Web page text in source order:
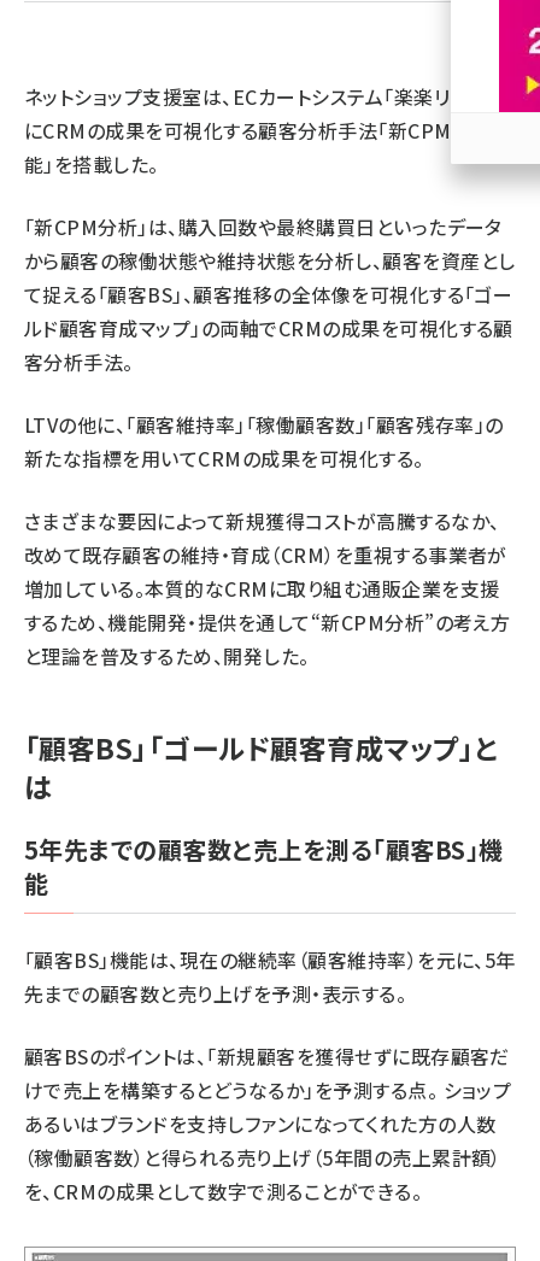
​ネットショップ支援室は、ECカートシステム「楽楽リピート」
にCRMの成果を可視化する顧客分析手法「新CPM分析機
能」を搭載した。
「新CPM分析」は、購入回数や最終購買日といったデータ
から顧客の稼働状態や維持状態を分析し、顧客を資産とし
て捉える「顧客BS」、顧客推移の全体像を可視化する「ゴー
ルド顧客育成マップ」の両軸でCRMの成果を可視化する顧
客分析手法。
LTVの他に、「顧客維持率」「稼働顧客数」「顧客残存率」の
新たな指標を用いてCRMの成果を可視化する。
さまざまな要因によって新規獲得コストが高騰するなか、
改めて既存顧客の維持・育成（CRM）を重視する事業者が
増加している。本質的なCRMに取り組む通販企業を支援
するため、機能開発・提供を通して“新CPM分析”の考え方
と理論を普及するため、開発した。
「顧客BS」「ゴールド顧客育成マップ」と
は
5年先までの顧客数と売上を測る「顧客BS」機
能
「顧客BS」機能は、現在の継続率（顧客維持率）を元に、5年
先までの顧客数と売り上げを予測・表示する。
顧客BSのポイントは、「新規顧客を獲得せずに既存顧客だ
けで売上を構築するとどうなるか」を予測する点。 ショップ
あるいはブランドを支持しファンになってくれた方の人数
（稼働顧客数）と得られる売り上げ（5年間の売上累計額）
を、CRMの成果として数字で測ることができる。
参